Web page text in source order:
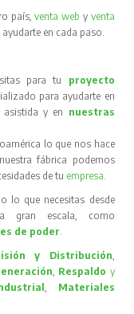
país,venta web y venta
en cada paso.
para tu proyecto
para ayudarte en
asistida y en nuestras
lo que nos hace
fábrica podemos
de tu empresa
lo que necesitas desde
a gran escala, como
de poder
y Distribución
Respaldo y
Materiales